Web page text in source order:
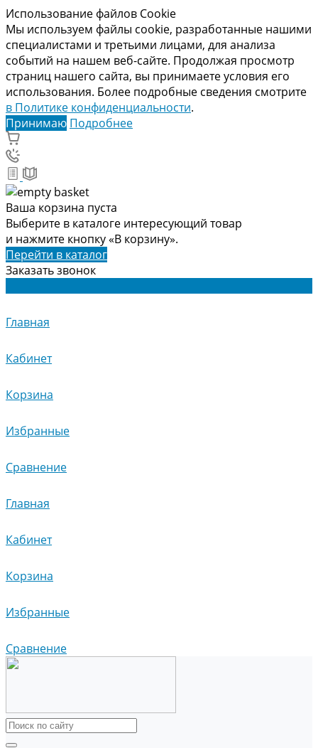
Использование файлов Cookie
Мы используем файлы cookie, разработанные нашими
специалистами и третьими лицами, для анализа
событий на нашем веб-сайте. Продолжая просмотр
страниц нашего сайта, вы принимаете условия его
использования. Более подробные сведения смотрите
в Политике конфиденциальности.
Принимаю Подробнее
Ваша корзина пуста
Выберите в каталоге интересующий товар
и нажмите кнопку «В корзину».
Перейти в каталог
Заказать звонок
Главная
Кабинет
Корзина
Избранные
Сравнение
Главная
Кабинет
Корзина
Избранные
Сравнение